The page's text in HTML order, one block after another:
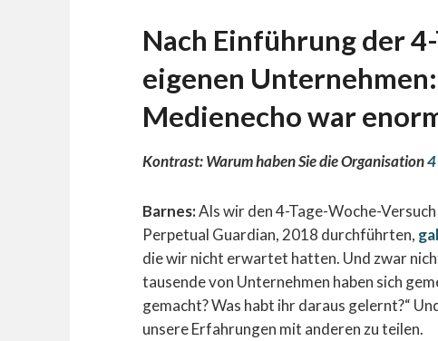
Nach Einführung der
eigenen
Medienecho war
Kontrast: Warum haben Sie die Organisation
Barnes:Als wir den 4-Tage-Woche-
Perpetual Guardian, 2018 durchführten,
die wir nicht erwartet hatten. Und zwar
tausende von Unternehmen haben sich
gemacht? Was habt ihr daraus gelernt?“
unsere Erfahrungen mit anderen zu teilen.